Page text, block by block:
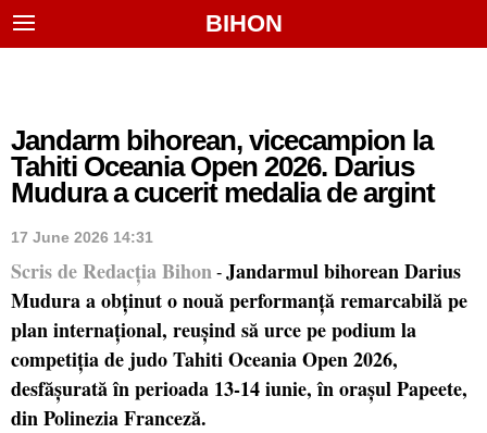
BIHON
Jandarm bihorean, vicecampion la
Tahiti Oceania Open 2026. Darius
Mudura a cucerit medalia de argint
17 June 2026 14:31
Scris de Redacția Bihon - Jandarmul bihorean Darius
Mudura a obținut o nouă performanță remarcabilă pe
plan internațional, reușind să urce pe podium la
competiția de judo Tahiti Oceania Open 2026,
desfășurată în perioada 13-14 iunie, în orașul Papeete,
din Polinezia Franceză.